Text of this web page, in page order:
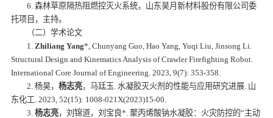
6. 森林草原隔热阻燃控灭火系统，山东昊月新材料股份有限公司委
托项目，主持。
（二）学术论文
1. Zhiliang Yang*, Chunyang Guo, Hao Yang, Yuqi Liu, Jinsong Li.
Structural Design and Kinematics Analysis of Crawler Firefighting Robot.
International Core Journal of Engineering . 2023, 9(7): 353-358.
2. 杨昊，杨志亮，马廷玉. 水凝胶灭火剂的性能与应用研究进展. 山
东化工. 2023, 52(15): 1008-021X(2023)15-00.
3.杨志亮，刘锦道，刘宝良*. 聚丙烯酸钠水凝胶：火灾防控的“主动